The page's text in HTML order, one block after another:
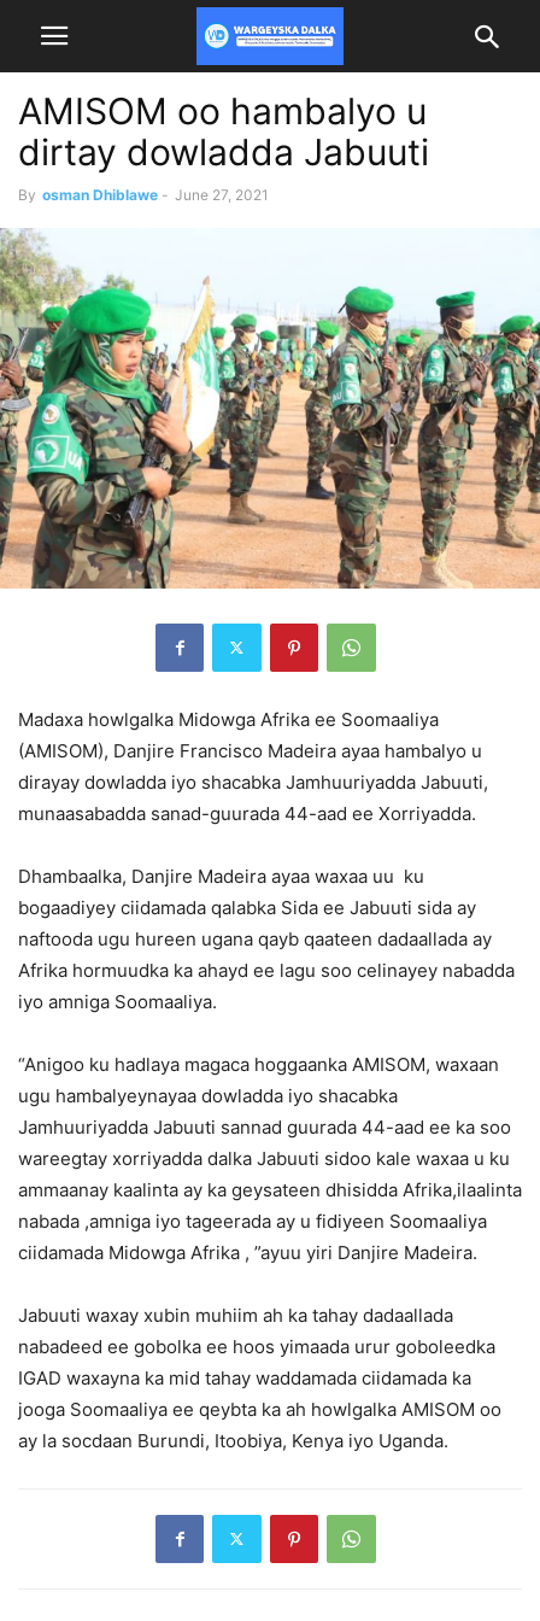
AMISOM oo hambalyo u
dirtay dowladda Jabuuti
By osman Dhiblawe - June 27, 2021
Madaxa howlgalka Midowga Afrika ee Soomaaliya
(AMISOM), Danjire Francisco Madeira ayaa hambalyo u
dirayay dowladda iyo shacabka Jamhuuriyadda Jabuuti,
munaasabadda sanad-guurada 44-aad ee Xorriyadda.
Dhambaalka, Danjire Madeira ayaa waxaa uu ku
bogaadiyey ciidamada qalabka Sida ee Jabuuti sida ay
naftooda ugu hureen ugana qayb qaateen dadaallada ay
Afrika hormuudka ka ahayd ee lagu soo celinayey nabadda
iyo amniga Soomaaliya.
“Anigoo ku hadlaya magaca hoggaanka AMISOM, waxaan
ugu hambalyeynayaa dowladda iyo shacabka
Jamhuuriyadda Jabuuti sannad guurada 44-aad ee ka soo
wareegtay xorriyadda dalka Jabuuti sidoo kale waxaa u ku
ammaanay kaalinta ay ka geysateen dhisidda Afrika,ilaalinta
nabada ,amniga iyo tageerada ay u fidiyeen Soomaaliya
ciidamada Midowga Afrika , ”ayuu yiri Danjire Madeira.
Jabuuti waxay xubin muhiim ah ka tahay dadaallada
nabadeed ee gobolka ee hoos yimaada urur goboleedka
IGAD waxayna ka mid tahay waddamada ciidamada ka
jooga Soomaaliya ee qeybta ka ah howlgalka AMISOM oo
ay la socdaan Burundi, Itoobiya, Kenya iyo Uganda.